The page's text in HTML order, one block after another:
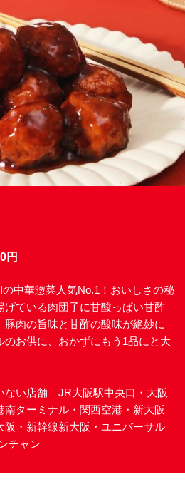
円
中華惣菜人気No.1！おいしさの秘
げている肉団子に甘酸っぱい甘酢
豚肉の旨味と甘酢の酸味が絶妙に
のお供に、おかずにもう1品にと大
ない店舗 JR大阪駅中央口・大阪
南ターミナル・関西空港・新大阪
阪・新幹線新大阪・ユニバーサル
チャン